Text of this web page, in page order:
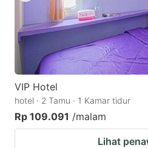
the
keyboard
shortcuts
for
changing
dates.
VIP Hotel
hotel · 2 Tamu · 1 Kamar tidur
Rp 109.091 /malam
Lihat